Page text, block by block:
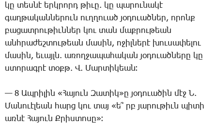
կը տես­նէ երկ­րորդ թի­ւը. կը պա­րու­նա­կէ
գաղ­թա­կան­նե­րուն ուղ­ղո­ւած յօ­դո­ւած­ներ, ո­րոնք
բա­ցատ­րու­թիւն­ներ կու տան մաք­րու­թեան
անհ­րա­ժեշ­տու­թեան մա­սին, ո­ջիլ­նե­րէ խու­սա­փե­լու
մա­սին, ե­ւայլն. ա­ռող­ջա­պա­հա­կան յօ­դո­ւած­նե­րը կը
ստո­րագ­րէ տօքթ. Վ. ­Մար­տի­կեան։
— 8 Ապ­րի­լին «­Հա­յուն ­Զա­տիկ»ը յօ­դո­ւա­ծին մէջ Ն.
­Մա­նո­ւէ­լեան հարց կու տայ «ե՞ րբ ­յա­րու­թիւն պի­տի
առ­նէ ­Հա­յուն Ք­րիս­տո­սը»։